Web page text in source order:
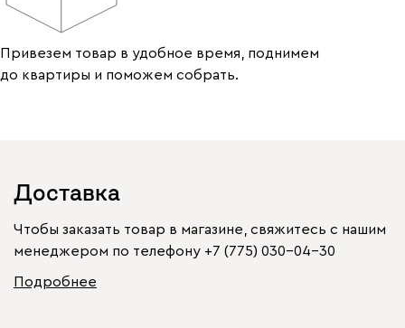
Привезем товар в удобное время, поднимем
до квартиры и поможем собрать.
Доставка
Чтобы заказать товар в магазине, свяжитесь с нашим
менеджером по телефону +7 (775) 030-04-30
Подробнее